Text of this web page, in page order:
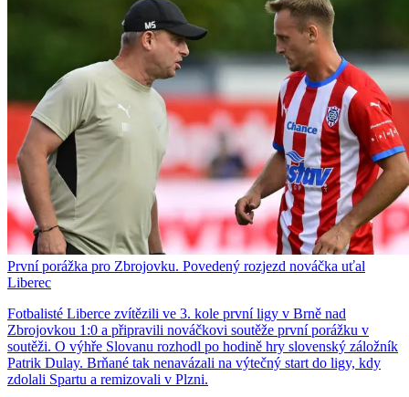
První porážka pro Zbrojovku. Povedený rozjezd nováčka uťal
Liberec
Fotbalisté Liberce zvítězili ve 3. kole první ligy v Brně nad
Zbrojovkou 1:0 a připravili nováčkovi soutěže první porážku v
soutěži. O výhře Slovanu rozhodl po hodině hry slovenský záložník
Patrik Dulay. Brňané tak nenavázali na výtečný start do ligy, kdy
zdolali Spartu a remizovali v Plzni.